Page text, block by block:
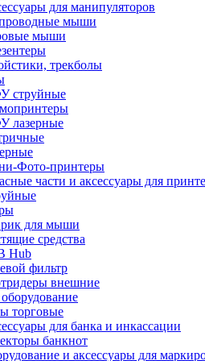
для манипуляторов
мыши
мыши
трекболы
струйные
лазерные
Фото-принтеры
части и аксессуары для
для мыши
средства
Hub
фильтр
внешние
торговые
для банка и инкассации
банкнот
и аксессуары для